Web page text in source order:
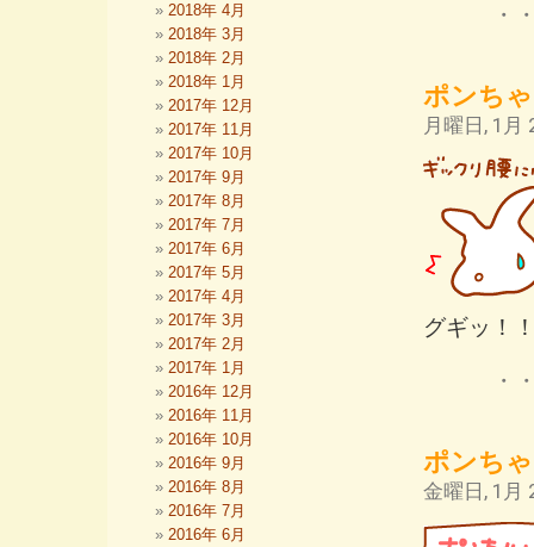
・
ポンち
月曜日, 1月
グギッ！
・
ポンち
金曜日, 1月
2018年 4月
2018年 3月
2018年 2月
2018年 1月
2017年 12月
2017年 11月
2017年 10月
2017年 9月
2017年 8月
2017年 7月
2017年 6月
2017年 5月
2017年 4月
2017年 3月
2017年 2月
2017年 1月
2016年 12月
2016年 11月
2016年 10月
2016年 9月
2016年 8月
2016年 7月
2016年 6月